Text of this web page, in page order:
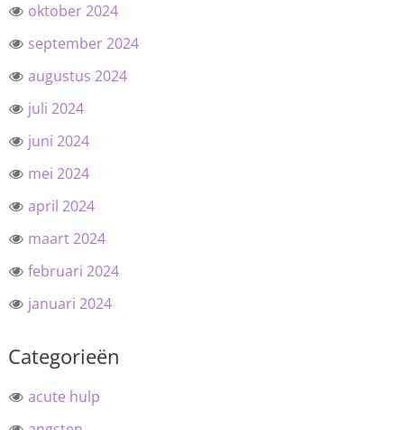
oktober 2024
september 2024
augustus 2024
juli 2024
juni 2024
mei 2024
april 2024
maart 2024
februari 2024
januari 2024
Categorieën
acute hulp